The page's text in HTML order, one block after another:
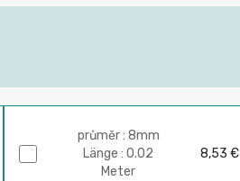
průměr : 8mm
Länge : 0.02
Meter
8,53 €